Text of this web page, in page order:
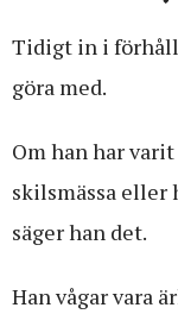
Tidigt in i
göra med.
Om han har
skilsmässa eller
säger han det.
Han vågar vara